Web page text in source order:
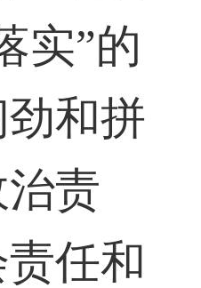
实”的
和拼
责
任和